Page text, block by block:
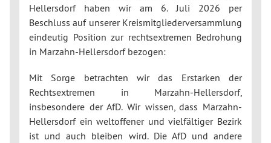
Hellersdorf haben wir am 6. Juli 2026 per
Beschluss auf unserer Kreismitgliederversammlung
eindeutig Position zur rechtsextremen Bedrohung
in Marzahn-Hellersdorf bezogen:
Mit Sorge betrachten wir das Erstarken der
Rechtsextremen in Marzahn-Hellersdorf,
insbesondere der AfD. Wir wissen, dass Marzahn-
Hellersdorf ein weltoffener und vielfältiger Bezirk
ist und auch bleiben wird. Die AfD und andere